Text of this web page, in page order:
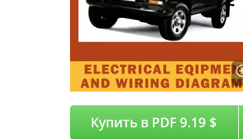
Купить в PDF 9.19 $